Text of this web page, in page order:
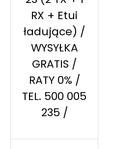
RX + Etui
ładujące) /
WYSYŁKA
GRATIS /
RATY 0% /
TEL. 500 005
235 /